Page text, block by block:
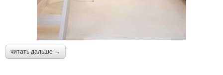
читать дальше →